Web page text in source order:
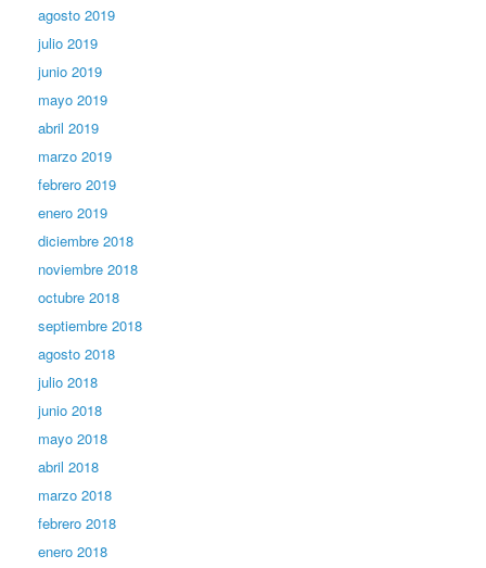
agosto 2019
julio 2019
junio 2019
mayo 2019
abril 2019
marzo 2019
febrero 2019
enero 2019
diciembre 2018
noviembre 2018
octubre 2018
septiembre 2018
agosto 2018
julio 2018
junio 2018
mayo 2018
abril 2018
marzo 2018
febrero 2018
enero 2018